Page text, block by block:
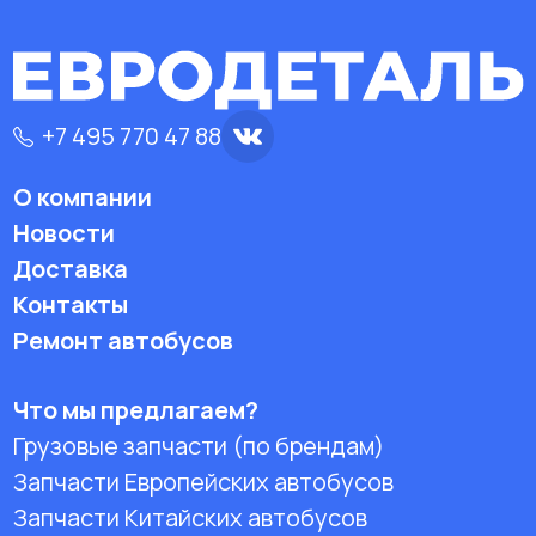
+7 495 770 47 88
О компании
Новости
Доставка
Контакты
Ремонт автобусов
Что мы предлагаем?
Грузовые запчасти (по брендам)
Запчасти Европейских автобусов
Запчасти Китайских автобусов